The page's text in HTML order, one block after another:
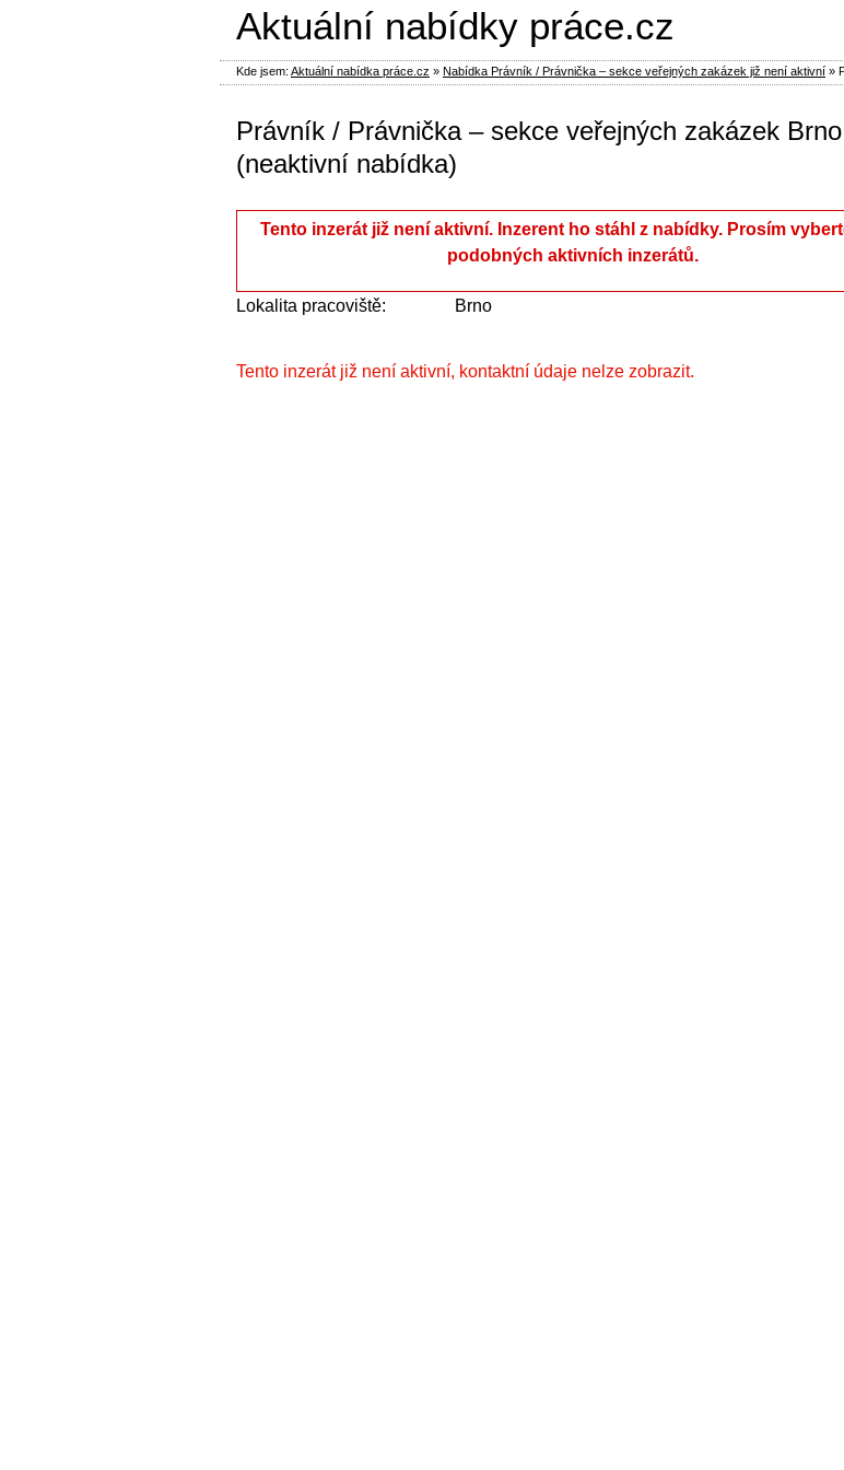
Právník / Právnička – sekce veřejných zakázek Brno
(neaktivní nabídka)
Tento inzerát již není aktivní. Inzerent ho stáhl z nabídky. Prosím
podobných aktivních inzerátů.
Lokalita pracoviště: Brno
Tento inzerát již není aktivní, kontaktní údaje nelze zobrazit.
Aktuální nabídky práce.cz
Kde jsem: Aktuální nabídka práce.cz » Nabídka Právník / Právnička – sekce veřejných zakázek již není aktivní »